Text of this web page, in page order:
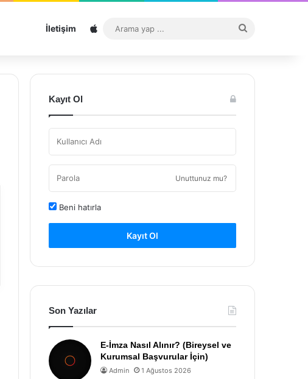
İletişim Sitemap
...
Kayıt Ol
Unuttunuz mu?
Beni hatırla
Kayıt Ol
Son Yazılar
E-İmza Nasıl Alınır? (Bireysel ve
Kurumsal Başvurular İçin)
Admin 1 Ağustos 2026